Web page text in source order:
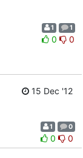
1 1
0 0
15 Dec '12
1 0
0 0